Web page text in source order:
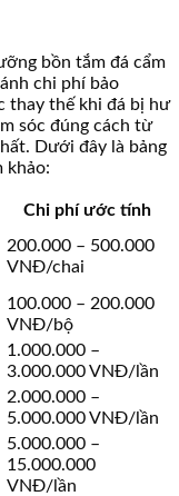
bồn tắm đá cẩm
chi phí bảo
thay thế khi đá bị hư
sóc đúng cách từ
Dưới đây là bảng
khảo:
Chi phí ước tính
200.000 – 500.000
VNĐ/chai
100.000 – 200.000
VNĐ/bộ
1.000.000 –
3.000.000 VNĐ/lần
2.000.000 –
5.000.000 VNĐ/lần
5.000.000 –
15.000.000
VNĐ/lần